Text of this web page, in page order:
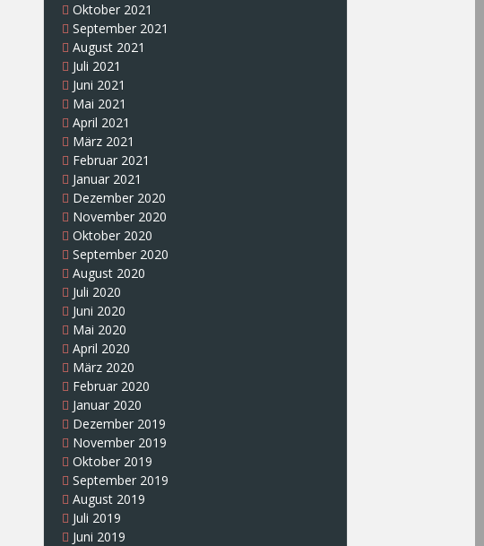
Oktober 2021
September 2021
August 2021
Juli 2021
Juni 2021
Mai 2021
April 2021
März 2021
Februar 2021
Januar 2021
Dezember 2020
November 2020
Oktober 2020
September 2020
August 2020
Juli 2020
Juni 2020
Mai 2020
April 2020
März 2020
Februar 2020
Januar 2020
Dezember 2019
November 2019
Oktober 2019
September 2019
August 2019
Juli 2019
Juni 2019